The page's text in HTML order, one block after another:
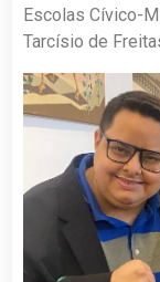
Escolas Cívico-
Tarcísio de